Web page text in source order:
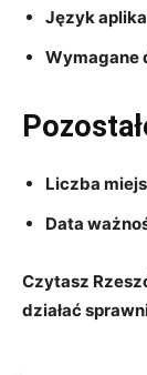
Język
Wymagane
Liczba
Data
Czytasz
działać